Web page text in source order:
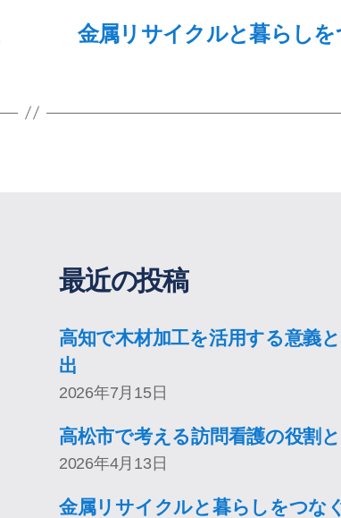
金属リサイクルと暮らし
最近の投稿
高知で木材加工を活用する意義
出
2026年7月15日
高松市で考える訪問看護の役割
2026年4月13日
金属リサイクルと暮らしをつな